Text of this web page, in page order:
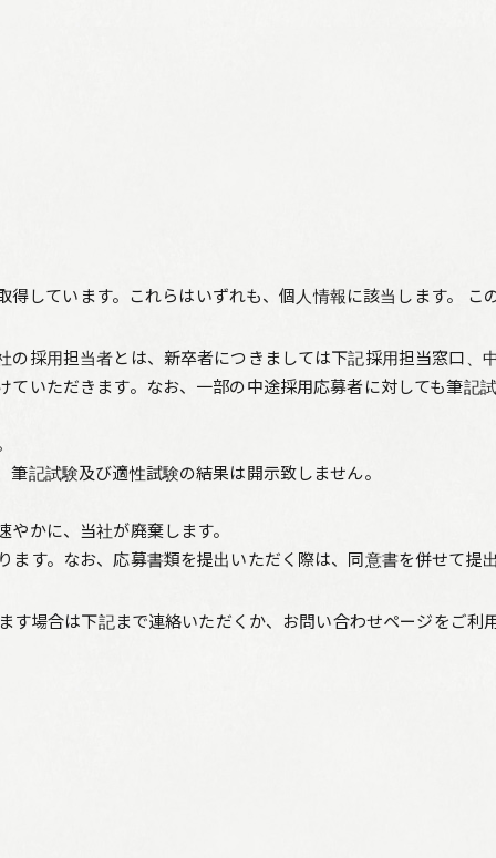
ています。これらはいずれも、個人情報に該当します。
用担当者とは、新卒者につきましては下記採用担当窓口
いただきます。なお、一部の中途採用応募者に対しても筆記
記試験及び適性試験の結果は開示致しません。
かに、当社が廃棄します。
す。なお、応募書類を提出いただく際は、同意書を併せて提
場合は下記まで連絡いただくか、お問い合わせページをご利